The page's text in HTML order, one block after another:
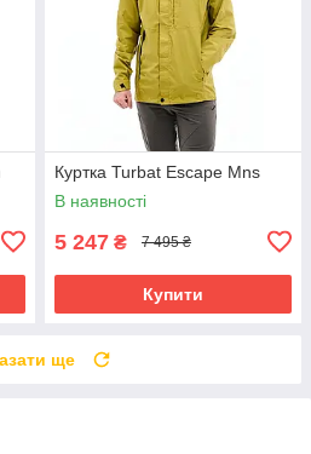
Куртка Turbat Escape Mns
В наявності
5 247 ₴ 7 495 ₴
Купити
ще